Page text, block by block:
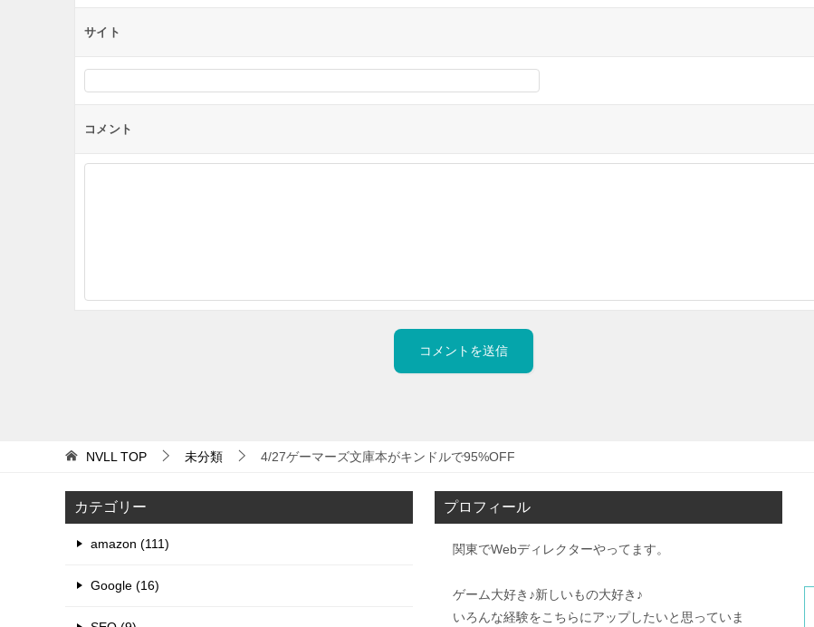
サイト
コメント
NVLLTOP 未分類 4/27ゲーマーズ文庫本がキンドルで95%OFF
カテゴリー
amazon (111)
Google (16)
プロフィール
関東でWebディレクターやってます。
ゲーム大好き♪新しいもの大好き♪
いろんな経験をこちらにアップしたいと思っていま